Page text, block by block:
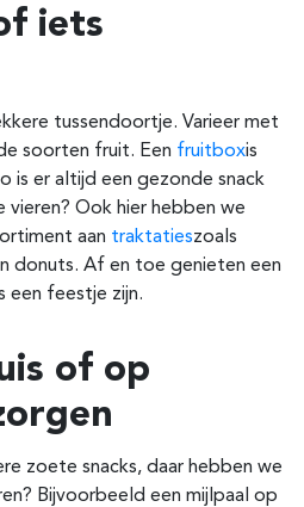
iets
tussendoortje. Varieer met
soorten fruit. Een fruitboxis
is er altijd een gezonde snack
vieren? Ook hier hebben we
aan traktatieszoals
donuts. Af en toe genieten een
een feestje zijn.
of op
zoete snacks, daar hebben we
Bijvoorbeeld een mijlpaal op